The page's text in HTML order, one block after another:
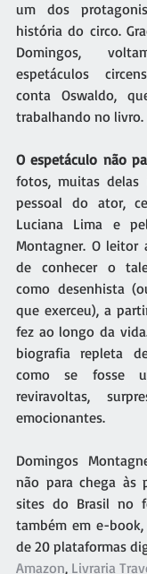
um dos
história do circo.
Domingos,
espetáculos
conta Oswaldo,
trabalhando no livro.
O espetáculo não
fotos, muitas delas
pessoal do ator,
Luciana Lima e
Montagner. O leitor
de conhecer o
como desenhista
que exerceu), a
fez ao longo da
biografia repleta
como se fosse
reviravoltas,
emocionantes.
Domingos
não para chega às
sites do Brasil no
também em e-
de 20 plataformas
Amazon, Livraria